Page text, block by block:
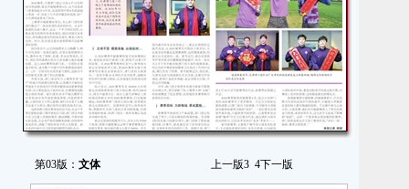
第03版： 文体 上一版3 4下一版